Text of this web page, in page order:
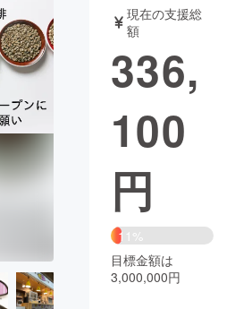
音楽
ガジェット ゲーム・サ
Good CAMPFIRE Creation
と納税machi-ya コミュニティ
現在の支援総
額
336,
100
円
11%
目標金額は
3,000,000円